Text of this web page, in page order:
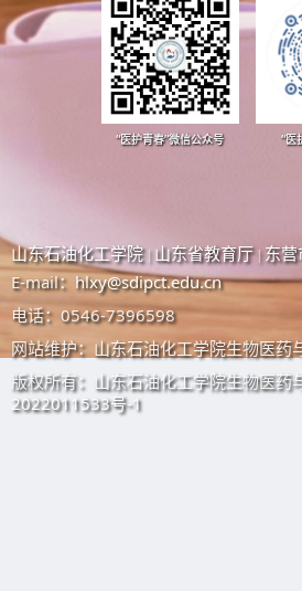
“医护青春”微信公众号 “医
版权所有：山东石油化工学院生物医
2022011533号-1
网站维护：山东石油化工学院生物医药
电话：0546-7396598
E-mail： hlxy@sdipct.edu.cn
山东石油化工学院 | 山东省教育厅 | 东